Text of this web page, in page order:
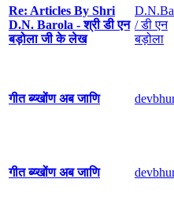
Re: Articles By Shri
D.N. Barola - श्री डी एन
बड़ोला जी के लेख
/ डी एन
बड़ोला
गीत ब्य्खोंण अब जाणि
गीत ब्य्खोंण अब जाणि